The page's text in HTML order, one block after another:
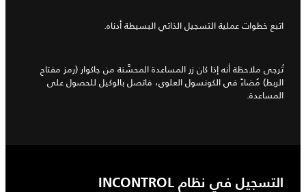
اتبع خطوات عملية التسجيل الذاتي البسيطة أدناه.
تُرجى ملاحظة أنه إذا كان زر المساعدة المحسَّنة من جاكوار (رمز مفتاح
الربط) مُضاءً في الكونسول العلوي، فاتصل بالوكيل للحصول على
المساعدة.
التسجيل في نظام INCONTROL